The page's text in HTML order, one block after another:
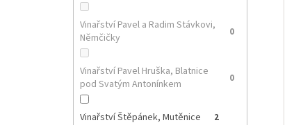
Vinařství Pavel a Radim Stávkovi,
Němčičky
0
Vinařství Pavel Hruška, Blatnice
pod Svatým Antonínkem
0
Vinařství Štěpánek, Mutěnice 2